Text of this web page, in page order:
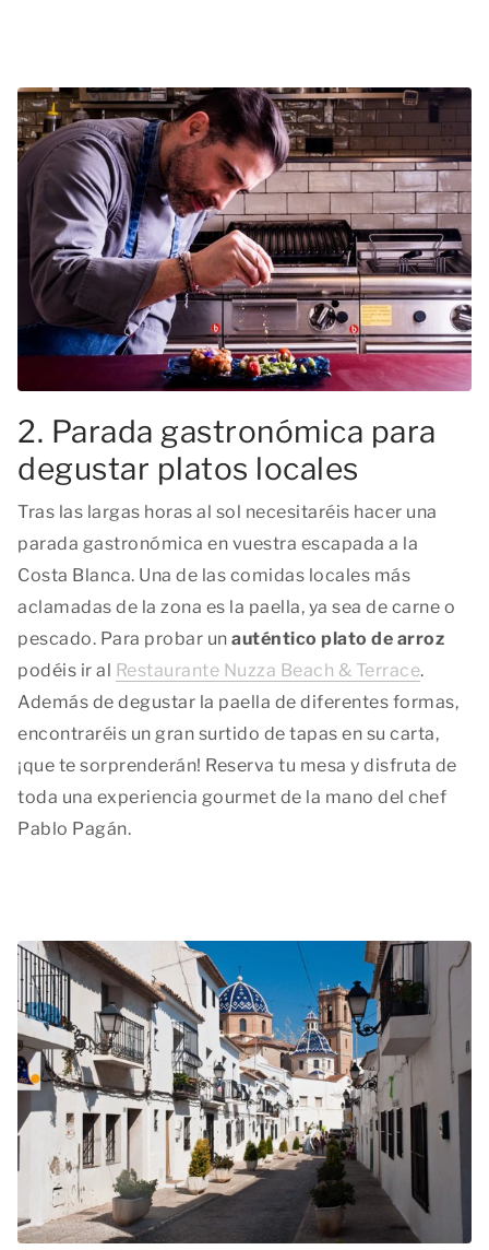
2. Parada gastronómica para
degustar platos locales
Tras las largas horas al sol necesitaréis hacer una
parada gastronómica en vuestra escapada a la
Costa Blanca. Una de las comidas locales más
aclamadas de la zona es la paella, ya sea de carne o
pescado. Para probar un auténtico plato de arroz
podéis ir al Restaurante Nuzza Beach & Terrace.
Además de degustar la paella de diferentes formas,
encontraréis un gran surtido de tapas en su carta,
¡que te sorprenderán! Reserva tu mesa y disfruta de
toda una experiencia gourmet de la mano del chef
Pablo Pagán.